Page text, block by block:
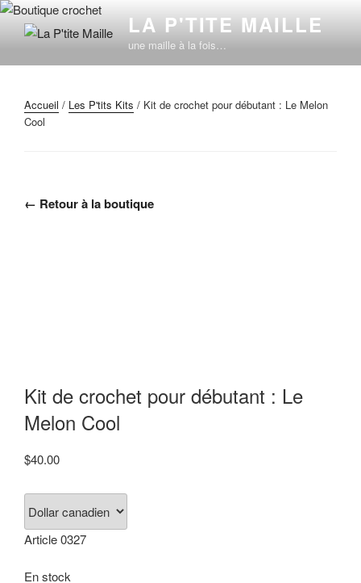
Aller
principal
LA P'TITE MAILLE
une maille à la fois…
Accueil / Les P'tits Kits / Kit de crochet pour débutant : Le Melon
Cool
← Retour à la boutique
Kit de crochet pour débutant : Le
Melon Cool
$40.00
Article 0327
En stock